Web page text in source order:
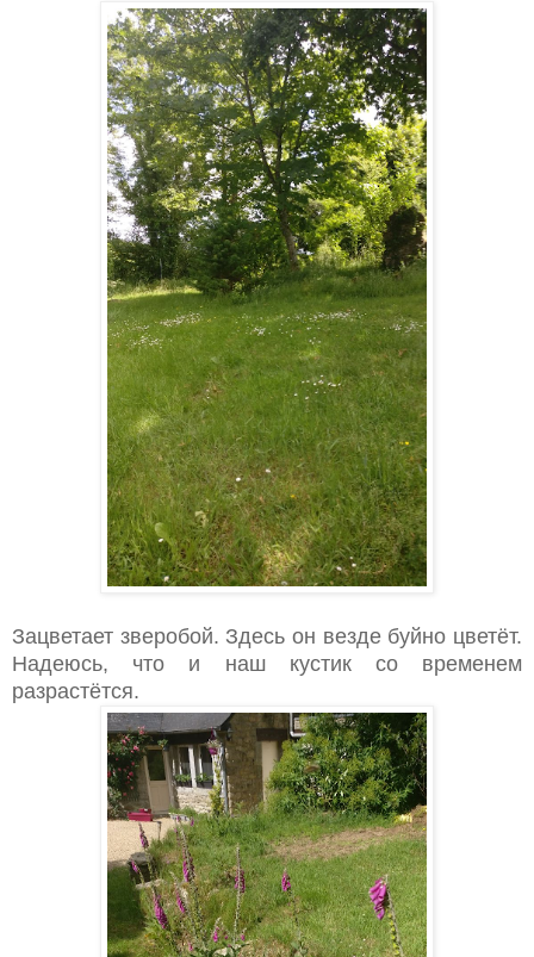
Зацветает зверобой. Здесь он везде буйно цветёт.
Надеюсь, что и наш кустик со временем
разрастётся.